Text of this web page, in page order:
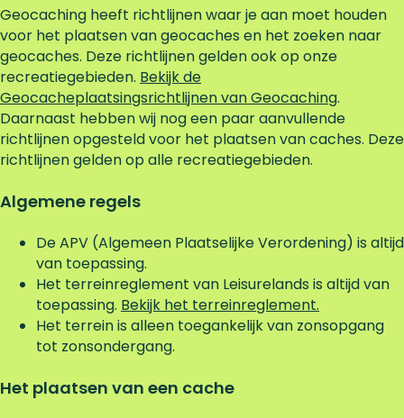
Geocaching heeft richtlijnen waar je aan moet houden
voor het plaatsen van geocaches en het zoeken naar
geocaches. Deze richtlijnen gelden ook op onze
recreatiegebieden. Bekijk de
Geocacheplaatsingsrichtlijnen van Geocaching.
Daarnaast hebben wij nog een paar aanvullende
richtlijnen opgesteld voor het plaatsen van caches. Deze
richtlijnen gelden op alle recreatiegebieden.
Algemene regels
De APV (Algemeen Plaatselijke Verordening) is altijd
van toepassing.
Het terreinreglement van Leisurelands is altijd van
toepassing. Bekijk het terreinreglement.
Het terrein is alleen toegankelijk van zonsopgang
tot zonsondergang.
Het plaatsen van een cache